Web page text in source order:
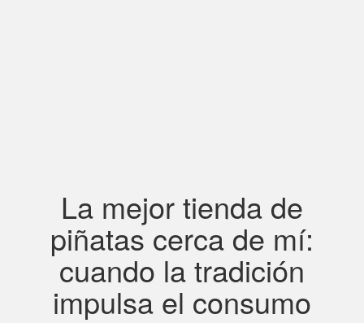
La mejor tienda de
piñatas cerca de mí:
cuando la tradición
impulsa el consumo